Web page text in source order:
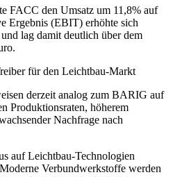
FACC den Umsatz um 11,8% auf
Ergebnis (EBIT) erhöhte sich
lag damit deutlich über dem
für den Leichtbau-Markt
derzeit analog zum BARIG auf
Produktionsraten, höherem
Nachfrage nach
auf Leichtbau-Technologien
Verbundwerkstoffe werden